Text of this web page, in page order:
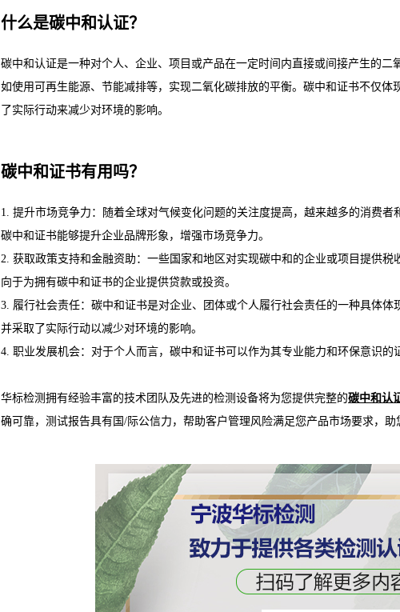
什么是碳中和认证？
碳中和认证是一种对个人、企业、项目或产品在一定时间内直接或间接产生的二
如使用可再生能源、节能减排等，实现二氧化碳排放的平衡。碳中和证书不仅
了实际行动来减少对环境的影响。
碳中和证书有用吗？
1. 提升市场竞争力：随着全球对气候变化问题的关注度提高，越来越多的消费者
碳中和证书能够提升企业品牌形象，增强市场竞争力。
2. 获取政策支持和金融资助：一些国家和地区对实现碳中和的企业或项目提供
向于为拥有碳中和证书的企业提供贷款或投资。
3. 履行社会责任：碳中和证书是对企业、团体或个人履行社会责任的一种具体体
并采取了实际行动以减少对环境的影响。
4. 职业发展机会：对于个人而言，碳中和证书可以作为其专业能力和环保意识的
华标检测拥有经验丰富的技术团队及先进的检测设备将为您提供完整的碳中和认
确可靠，测试报告具有国/际公信力，帮助客户管理风险满足您产品市场要求，助